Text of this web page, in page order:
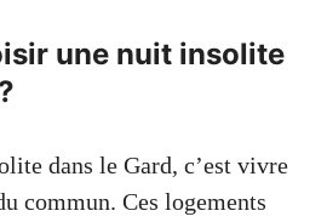
une nuit insolite
dans le Gard, c’est vivre
commun. Ces logements